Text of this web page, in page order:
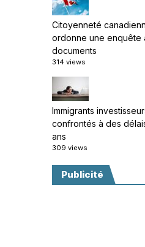
Citoyenneté
ordonne une enquête
documents
314 views
Immigrants
confrontés à des
ans
309 views
Publicité